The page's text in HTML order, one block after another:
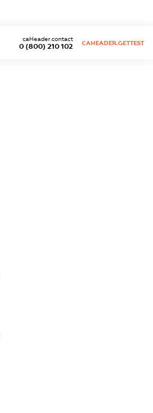
0 (800) 210 102
caHeader.contact
CAHEADER.GETTEST